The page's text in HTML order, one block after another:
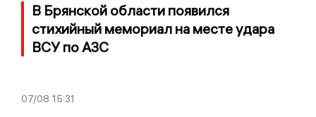
В Брянской области появился
стихийный мемориал на месте удара
ВСУ по АЗС
07/08 15:31